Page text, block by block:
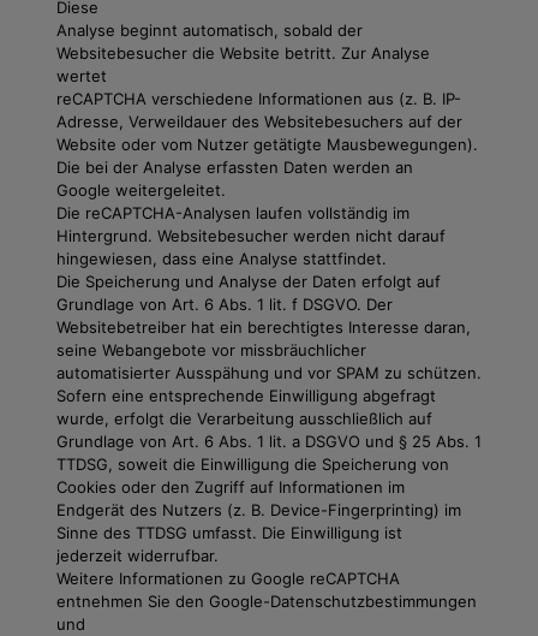
Diese
Analyse beginnt automatisch, sobald der
Websitebesucher die Website betritt. Zur Analyse
wertet
reCAPTCHA verschiedene Informationen aus (z. B. IP-
Adresse, Verweildauer des Websitebesuchers auf der
Website oder vom Nutzer getätigte Mausbewegungen).
Die bei der Analyse erfassten Daten werden an
Google weitergeleitet.
Die reCAPTCHA-Analysen laufen vollständig im
Hintergrund. Websitebesucher werden nicht darauf
hingewiesen, dass eine Analyse stattfindet.
Die Speicherung und Analyse der Daten erfolgt auf
Grundlage von Art. 6 Abs. 1 lit. f DSGVO. Der
Websitebetreiber hat ein berechtigtes Interesse daran,
seine Webangebote vor missbräuchlicher
automatisierter Ausspähung und vor SPAM zu schützen.
Sofern eine entsprechende Einwilligung abgefragt
wurde, erfolgt die Verarbeitung ausschließlich auf
Grundlage von Art. 6 Abs. 1 lit. a DSGVO und § 25 Abs. 1
TTDSG, soweit die Einwilligung die Speicherung von
Cookies oder den Zugriff auf Informationen im
Endgerät des Nutzers (z. B. Device-Fingerprinting) im
Sinne des TTDSG umfasst. Die Einwilligung ist
jederzeit widerrufbar.
Weitere Informationen zu Google reCAPTCHA
entnehmen Sie den Google-Datenschutzbestimmungen
und